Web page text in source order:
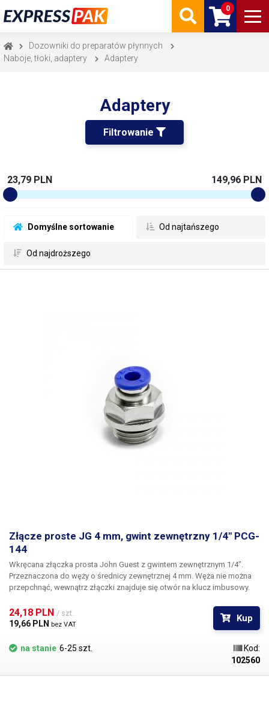
0
Dozowniki do preparatów płynnych
Naboje, tłoki, adaptery
Adaptery
Adaptery
Filtrowanie
Domyślne sortowanie Od najtańszego
Od najdroższego
23,79 PLN 149,96 PLN
Złącze proste JG 4 mm, gwint zewnętrzny 1/4" PCG-
144
Wkręcana złączka prosta John Guest z gwintem zewnętrznym 1/4".
Przeznaczona do węży o średnicy zewnętrznej 4 mm. Węża nie można
przepchnąć, wewnątrz złączki znajduje się otwór na klucz imbusowy.
24,18 PLN / szt.
19,66 PLN bez VAT
Kup
na stanie 6-25 szt.
Kod:
102560